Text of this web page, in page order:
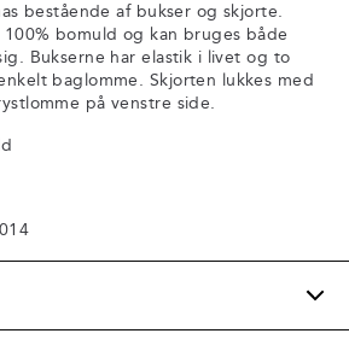
bestående af bukser og skjorte.
bomuld og kan bruges både
Bukserne har elastik i livet og to
baglomme. Skjorten lukkes med
på venstre side.